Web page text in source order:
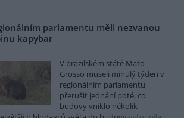
parlamentu měli nezvanou
kapybar
V brazilském státě Mato
Grosso museli minulý týden v
regionálním parlamentu
přerušit jednání poté, co
budovy vniklo několik